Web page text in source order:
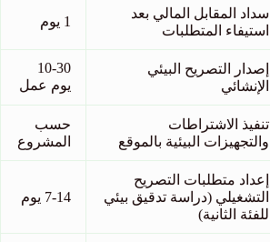
سداد المقابل المالي بعد
استيفاء المتطلبات
1 يوم
إصدار التصريح البيئي
الإنشائي
10-30
يوم عمل
تنفيذ الاشتراطات
والتجهيزات البيئية بالموقع
حسب
المشروع
إعداد متطلبات التصريح
التشغيلي (دراسة تدقيق بيئي
للفئة الثانية)
7-14 يوم